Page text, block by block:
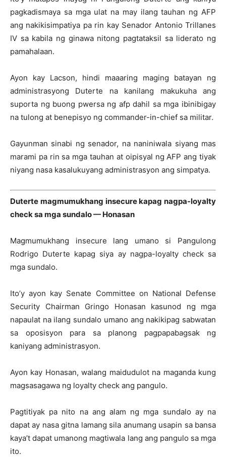
pagkadismaya sa mga ulat na may ilang tauhan ng AFP
ang nakikisimpatiya pa rin kay Senador Antonio Trillanes
IV sa kabila ng ginawa nitong pagtataksil sa liderato ng
pamahalaan.
Ayon kay Lacson, hindi maaaring maging batayan ng
administrasyong Duterte na kanilang makukuha ang
suporta ng buong pwersa ng afp dahil sa mga ibinibigay
na tulong at benepisyo ng commander-in-chief sa militar.
Gayunman sinabi ng senador, na naniniwala siyang mas
marami pa rin sa mga tauhan at oipisyal ng AFP ang tiyak
niyang nasa kasalukuyang administrasyon ang simpatya.
Duterte magmumukhang insecure kapag nagpa-loyalty
check sa mga sundalo — Honasan
Magmumukhang insecure lang umano si Pangulong
Rodrigo Duterte kapag siya ay nagpa-loyalty check sa
mga sundalo.
Ito’y ayon kay Senate Committee on National Defense
Security Chairman Gringo Honasan kasunod ng mga
napaulat na ilang sundalo umano ang nakikipag sabwatan
sa oposisyon para sa planong pagpapabagsak ng
kaniyang administrasyon.
Ayon kay Honasan, walang maidudulot na maganda kung
magsasagawa ng loyalty check ang pangulo.
Pagtitiyak pa nito na ang alam ng mga sundalo ay na
dapat ay nasa gitna lamang sila anumang usapin sa bansa
kaya’t dapat umanong magtiwala lang ang pangulo sa mga
ito.